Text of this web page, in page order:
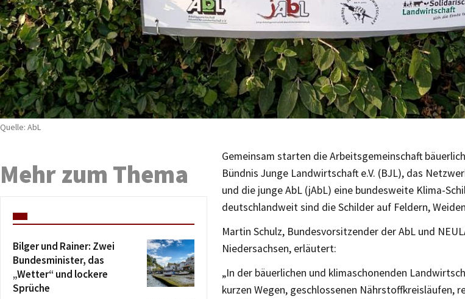
Quelle: AbL
Gemeinsam starten die Arbeitsgemeinschaft
Bündnis Junge Landwirtschaft e.V. (BJL), das
und die junge AbL (jAbL) eine bundesweite Klima-
deutschlandweit sind die Schilder auf Feldern,
Martin Schulz, Bundesvorsitzender der AbL und
Niedersachsen, erläutert:
„In der bäuerlichen und klimaschonenden
kurzen Wegen, geschlossenen Nährstoffkreisläufen,
Mehr zum Thema
Bilger und Rainer: Zwei
Bundesminister, das
„Wetter“ und lockere
Sprüche